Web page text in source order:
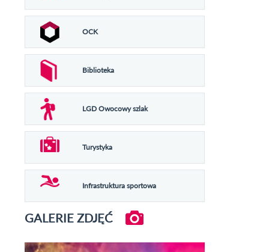
OCK
Biblioteka
LGD Owocowy szlak
Turystyka
Infrastruktura sportowa
GALERIE ZDJĘĆ